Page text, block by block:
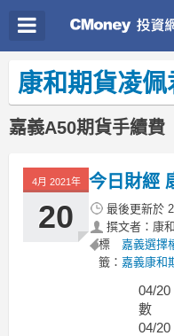
康和期貨凌佩
嘉義A50期貨手續費
4月 2021年
20
今日財經
最後更新於
撰文者：康
標
籤：
嘉義選擇
嘉義康和
04/
數
04/